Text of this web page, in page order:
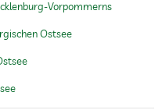
Vorpommerns
Ostsee